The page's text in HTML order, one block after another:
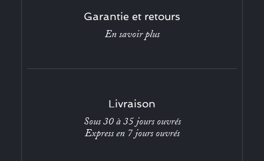
Garantie et retours
En savoir plus
Livraison
Sous 30 à 35 jours ouvrés
Express en 7 jours ouvrés